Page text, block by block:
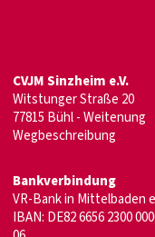
CVJM Sinzheim e.V.
Witstunger Straße 20
77815 Bühl - Weitenung
Wegbeschreibung
Bankverbindung
VR-Bank in Mittelbaden
IBAN: DE82 6656 2300